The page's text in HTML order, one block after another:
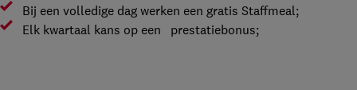
Bij een volledige dag werken een gratis Staffmeal;
Elk kwartaal kans op een prestatiebonus;